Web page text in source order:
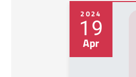
2024
19
Apr